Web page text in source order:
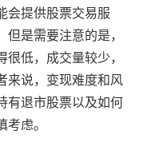
会提供股票交易服
是需要注意的是，
低，成交量较少，
来说，变现难度和风
有退市股票以及如何
虑。